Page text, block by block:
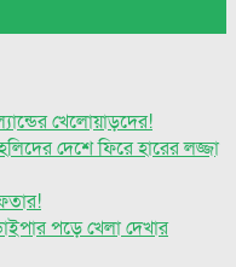
খেলোয়াড়দের!
দেশে ফিরে হারের লজ্জা
পড়ে খেলা দেখার